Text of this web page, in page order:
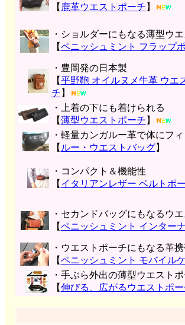
【 鹿革ウエストポーチ 】
・ショルダーにもなる薄型ウ
【ペニッシュミント フラップ
・豊岡発の日本製
【平野鞄 オイルヌメ牛革 ウエ
チ 】
・上着の下にも着けられる
【薄型ウエストポーチ 】
・軽量カンガルー革で体にフィ
【 ルー・ウエストバッグ】
・コンパクト＆機能性
【 イタリアンレザー ベルトポ
・セカンドバッグにもなるウ
【ペニッシュミント インター
・ウエストポーチにもなる革
【ペニッシュミント モバイル
・手ぶら外出の薄型ウエスト
【伸びる、広がるウエストポー